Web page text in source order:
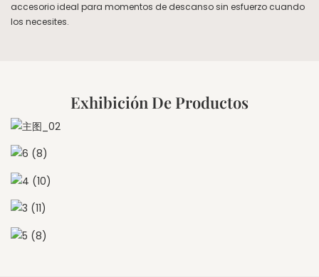
accesorio ideal para momentos de descanso sin esfuerzo cuando
los necesites.
Exhibición De Productos